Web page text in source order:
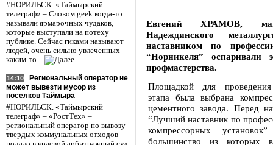
#НОРИЛЬСК. «Таймырский
телеграф» – Словом geek когда-то
называли ярмарочных чудаков,
которые выступали на потеху
публике. Сейчас гиками называют
людей, очень сильно увлеченных
каким-то…
14:10
Региональный оператор не
может вывезти мусор из
поселков Таймыра
#НОРИЛЬСК. «Таймырский
телеграф» – «РостТех» –
региональный оператор по вывозу
твердых коммунальных отходов –
Евгений ХРАМОВ,
Надеждинского
наставником по
“Норникеля” оспаривали
профмастерства.
Площадкой для проведения
этапа была выбрана
цементного завода. Перед
“Лучший наставник по
компрессорных
большинство из которых